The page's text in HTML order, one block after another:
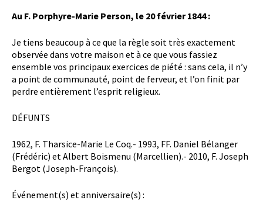
Au F. Porphyre-Marie Person, le 20 février 1844 :
Je tiens beaucoup à ce que la règle soit très exactement
observée dans votre maison et à ce que vous fassiez
ensemble vos principaux exercices de piété : sans cela, il n’y
a point de communauté, point de ferveur, et l’on finit par
perdre entièrement l’esprit religieux.
DÉFUNTS
1962, F. Tharsice-Marie Le Coq.- 1993, FF. Daniel Bélanger
(Frédéric) et Albert Boismenu (Marcellien).- 2010, F. Joseph
Bergot (Joseph-François).
Événement(s) et anniversaire(s) :